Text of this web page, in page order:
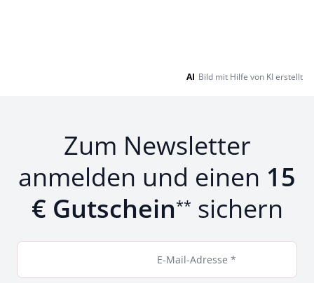
AI Bild mit Hilfe von KI erstellt
Zum Newsletter
anmelden und einen 15
€ Gutschein** sichern
E-Mail-Adresse *